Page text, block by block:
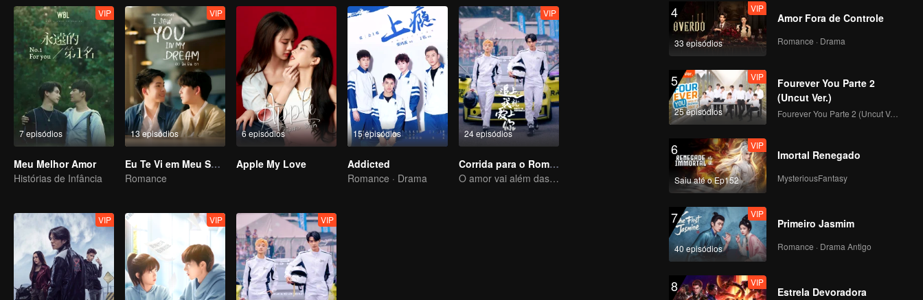
7 episódios
VIP
Meu Melhor Amor
Histórias de Infância
13 episódios
VIP
Eu Te Vi em Meu Sonho
Romance
6 episódios
Apple My Love
15 episódios
Addicted
Romance · Drama
24 episódios
VIP
Corrida para o Romance
O amor vai além das fronteiras, a Glory United como parceira
VIP VIP VIP
4
33 episódios
VIP
Amor Fora de Controle
Romance · Drama
5
25 episódios
VIP
Fourever You Parte 2
(Uncut Ver.)
Fourever You Parte 2 (Uncut Ver.)
6
Saiu até o Ep152
VIP
Imortal Renegado
MysteriousFantasy
7
40 episódios
VIP
Primeiro Jasmim
Romance · Drama Antigo
8 VIP
Estrela Devoradora